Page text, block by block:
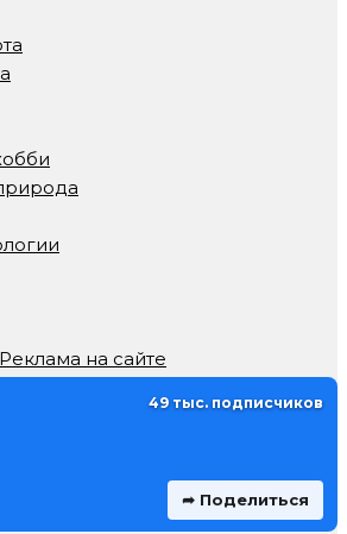
на сайте
49 тыс. подписчиков
➦ Поделиться